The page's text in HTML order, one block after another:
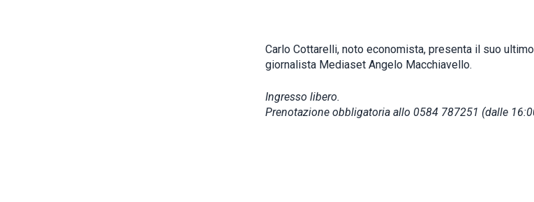
Carlo Cottarelli, noto economista, presenta il suo
giornalista Mediaset Angelo Macchiavello.
Ingresso libero.
Prenotazione obbligatoria allo 0584 787251 (dalle